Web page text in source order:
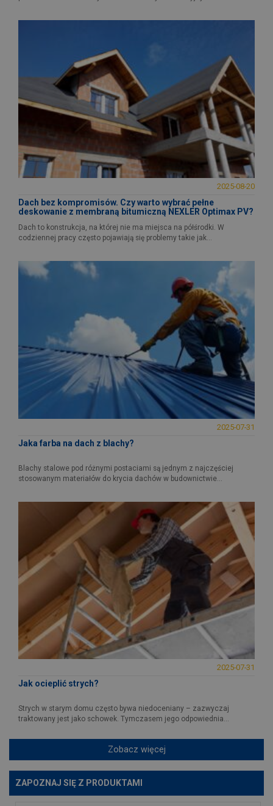
2025-08-20
Dach bez kompromisów. Czy warto wybrać pełne
deskowanie z membraną bitumiczną NEXLER Optimax PV?
Dach to konstrukcja, na której nie ma miejsca na półśrodki. W
codziennej pracy często pojawiają się problemy takie jak...
2025-07-31
Jaka farba na dach z blachy?
Blachy stalowe pod różnymi postaciami są jednym z najczęściej
stosowanym materiałów do krycia dachów w budownictwie...
2025-07-31
Jak ocieplić strych?
Strych w starym domu często bywa niedoceniany – zazwyczaj
traktowany jest jako schowek. Tymczasem jego odpowiednia...
Zobacz więcej
ZAPOZNAJ SIĘ Z PRODUKTAMI